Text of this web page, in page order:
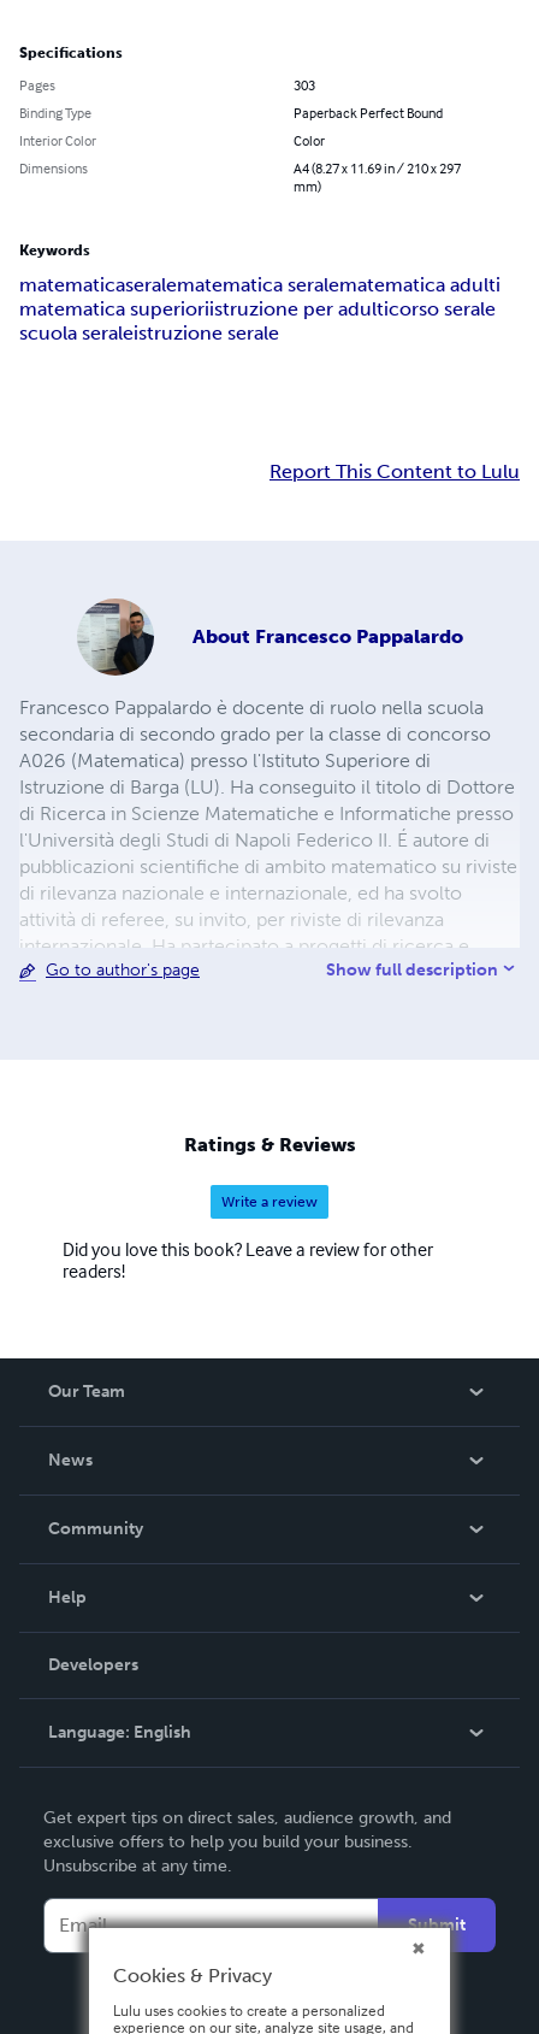
Specifications
Pages
303
Binding Type
Paperback Perfect Bound
Interior Color
Color
Dimensions
A4 (8.27 x 11.69 in / 210 x 297
mm)
Keywords
matematicaseralematematica seralematematica adulti
matematica superioriistruzione per adulticorso serale
scuola seraleistruzione serale
Report This Content to Lulu
About Francesco Pappalardo
Francesco Pappalardo è docente di ruolo nella scuola
secondaria di secondo grado per la classe di concorso
A026 (Matematica) presso l'Istituto Superiore di
Istruzione di Barga (LU). Ha conseguito il titolo di Dottore
di Ricerca in Scienze Matematiche e Informatiche presso
l'Università degli Studi di Napoli Federico II. É autore di
pubblicazioni scientifiche di ambito matematico su riviste
di rilevanza nazionale e internazionale, ed ha svolto
attività di referee, su invito, per riviste di rilevanza
internazionale. Ha partecipato a progetti di ricerca e
frequentato numerosi seminari, scuole e convegni. Ha
Probabilità e le loro Applicazioni (GNAMPA) dell'Istituto
Nazionale di Alta Matematica (INDAM).
Go to author's page Show full description
Ratings & Reviews
Write a review
Did you love this book? Leave a review for other
readers!
Our Team
News
In The News
Community
Podcast
Help
Order Lookup
Knowledge Base
Contact Support
Developers
Language: English
Deutsch
Français
Italiano
Español
Get expert tips on direct sales, audience growth, and
exclusive offers to help you build your business.
Unsubscribe at any time.
Submit
Cookies & Privacy
Lulu uses cookies to create a personalized
experience on our site, analyze site usage, and